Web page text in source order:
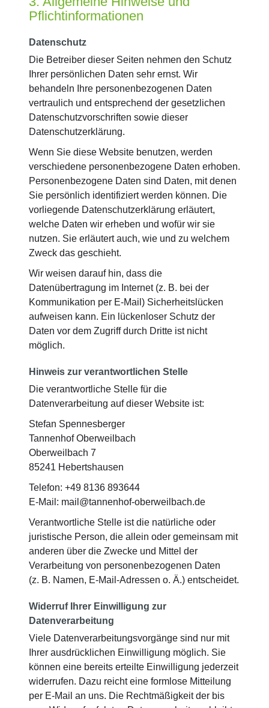
Pflichtinformationen
Datenschutz
Die Betreiber dieser Seiten nehmen den Schutz
Ihrer persönlichen Daten sehr ernst. Wir
behandeln Ihre personenbezogenen Daten
vertraulich und entsprechend der gesetzlichen
Datenschutzvorschriften sowie dieser
Datenschutzerklärung.
Wenn Sie diese Website benutzen, werden
verschiedene personenbezogene Daten erhoben.
Personenbezogene Daten sind Daten, mit denen
Sie persönlich identifiziert werden können. Die
vorliegende Datenschutzerklärung erläutert,
welche Daten wir erheben und wofür wir sie
nutzen. Sie erläutert auch, wie und zu welchem
Zweck das geschieht.
Wir weisen darauf hin, dass die
Datenübertragung im Internet (z. B. bei der
Kommunikation per E-Mail) Sicherheitslücken
aufweisen kann. Ein lückenloser Schutz der
Daten vor dem Zugriff durch Dritte ist nicht
möglich.
Hinweis zur verantwortlichen Stelle
Die verantwortliche Stelle für die
Datenverarbeitung auf dieser Website ist:
Stefan Spennesberger
Tannenhof Oberweilbach
Oberweilbach 7
85241 Hebertshausen
Telefon: +49 8136 893644
E-Mail: mail@tannenhof-oberweilbach.de
Verantwortliche Stelle ist die natürliche oder
juristische Person, die allein oder gemeinsam mit
anderen über die Zwecke und Mittel der
Verarbeitung von personenbezogenen Daten
(z. B. Namen, E-Mail-Adressen o. Ä.) entscheidet.
Widerruf Ihrer Einwilligung zur
Datenverarbeitung
Viele Datenverarbeitungsvorgänge sind nur mit
Ihrer ausdrücklichen Einwilligung möglich. Sie
können eine bereits erteilte Einwilligung jederzeit
widerrufen. Dazu reicht eine formlose Mitteilung
per E-Mail an uns. Die Rechtmäßigkeit der bis